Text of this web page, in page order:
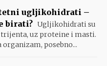
ugljikohidrati –
birati? Ugljikohidrati su
uz proteine i masti.
posebno...